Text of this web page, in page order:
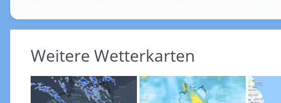
Weitere Wetterkarten